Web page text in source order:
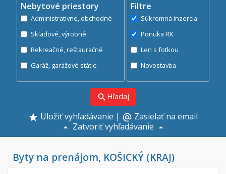
Nebytové priestory
Administratívne, obchodné
Skladové, výrobné
Rekreačné, reštauračné
Garáž, garážové státie
Filtre
Súkromná inzercia
Ponuka RK
Len s fotkou
Novostavba
search Hľadaj
Uložiť vyhľadávanie | alternate_email Zasielať na email
Zatvoriť vyhľadávanie
Byty na prenájom, KOŠICKÝ (KRAJ)